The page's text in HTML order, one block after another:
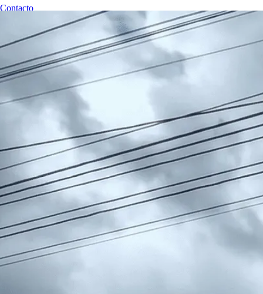
Contacto
RESERVAR CITA
Revisiones Técnicas Huancayo